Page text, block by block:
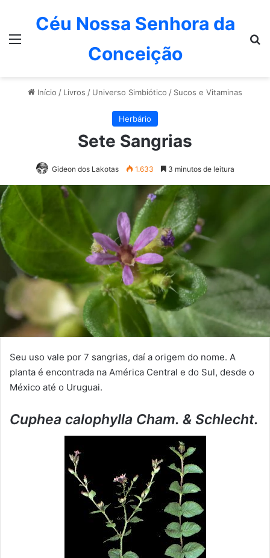
Céu Nossa Senhora da
Conceição
Início / Livros / Universo Simbiótico / Sucos e Vitaminas
Herbário
Sete Sangrias
Gideon dos Lakotas 1.633 3 minutos de leitura
Seu uso vale por 7 sangrias, daí a origem do nome. A
planta é encontrada na América Central e do Sul, desde o
México até o Uruguai.
Cuphea calophylla Cham. & Schlecht.